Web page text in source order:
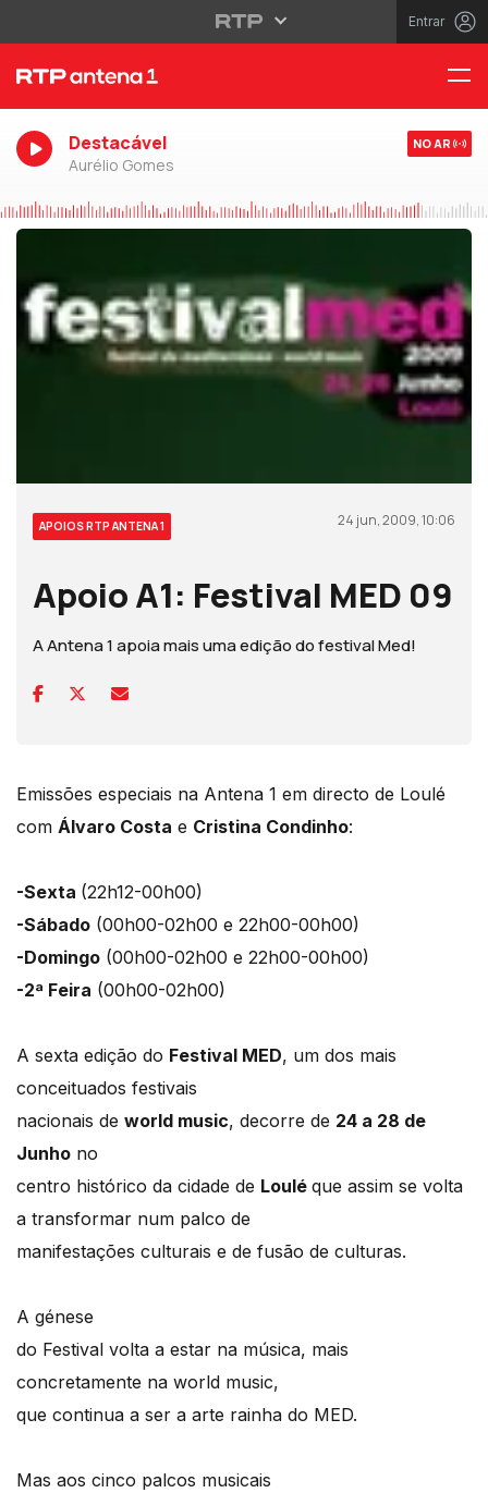
Entrar
Destacável
Aurélio Gomes
NO AR
APOIOS RTP ANTENA 1 24 jun, 2009, 10:06
Apoio A1: Festival MED 09
A Antena 1 apoia mais uma edição do festival Med!
Emissões especiais na Antena 1 em directo de Loulé
com Álvaro Costa e Cristina Condinho:
-Sexta (22h12-00h00)
-Sábado (00h00-02h00 e 22h00-00h00)
-Domingo (00h00-02h00 e 22h00-00h00)
-2ª Feira (00h00-02h00)
A sexta edição do Festival MED, um dos mais
conceituados festivais
nacionais de world music, decorre de 24 a 28 de
Junho no
centro histórico da cidade de Loulé que assim se volta
a transformar num palco de
manifestações culturais e de fusão de culturas.
A génese
do Festival volta a estar na música, mais
concretamente na world music,
que continua a ser a arte rainha do MED.
Mas aos cinco palcos musicais